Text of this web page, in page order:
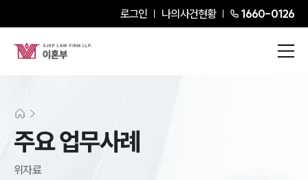
로그인 나의사건현황 1660-0126
주요 업무사례
위자료